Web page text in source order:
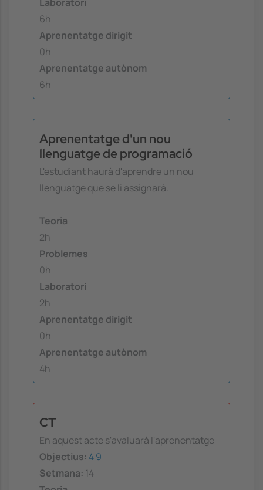
6h
Aprenentatge dirigit
0h
Aprenentatge autònom
6h
Aprenentatge d'un nou
llenguatge de programació
L'estudiant haurà d'aprendre un nou
llenguatge que se li assignarà.
Teoria
2h
Problemes
0h
Laboratori
2h
Aprenentatge dirigit
0h
Aprenentatge autònom
4h
CT
En aquest acte s'avaluarà l'aprenentatge
Objectius: 49
Setmana: 14